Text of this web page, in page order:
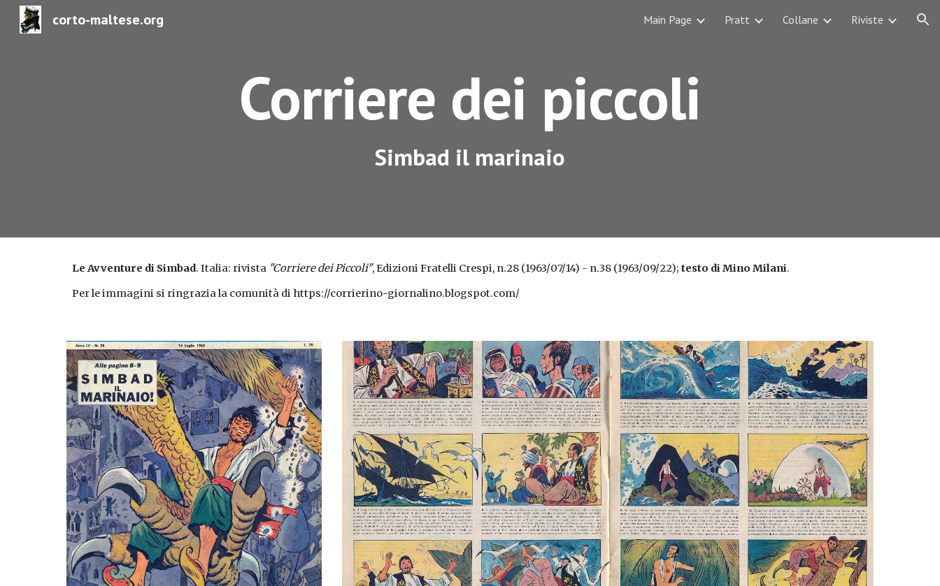
corto-maltese.org Main Page Pratt Collane Riviste
Corriere dei piccoli
Simbad il marinaio
Le Avventure di Simbad. Italia: rivista "Corriere dei Piccoli", Edizioni Fratelli Crespi, n.28 (1963/07/14) - n.38 (1963/09/22); testo di Mino Milani.
Per le immagini si ringrazia la comunità di https://corrierino-giornalino.blogspot.com/